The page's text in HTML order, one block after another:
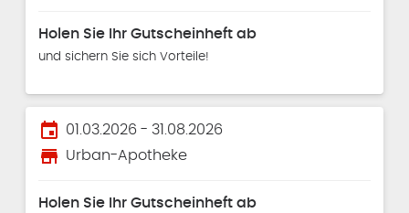
Holen Sie Ihr Gutscheinheft ab
und sichern Sie sich Vorteile!
event 01.03.2026 - 31.08.2026
store Urban-Apotheke
Holen Sie Ihr Gutscheinheft ab